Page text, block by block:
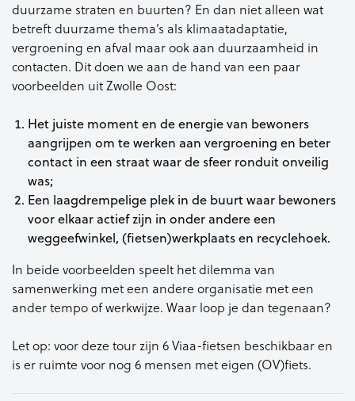
duurzame straten en buurten? En dan niet alleen wat
betreft duurzame thema’s als klimaatadaptatie,
vergroening en afval maar ook aan duurzaamheid in
contacten. Dit doen we aan de hand van een paar
voorbeelden uit Zwolle Oost:
Het juiste moment en de energievan bewoners
aangrijpen om tewerken aan vergroening en beter
contact in een straat waar de sfeer ronduit onveilig
was;
Een laagdrempelige plek in de buurt waar bewoners
voor elkaar actief zijn in onder andere een
weggeefwinkel, (fietsen)werkplaatsen recyclehoek.
In beide voorbeelden speelt hetdilemma van
samenwerking met een andere organisatie met een
andertempo of werkwijze. Waar loop je dan tegenaan?
Let op: voor deze tour zijn 6 Viaa-fietsen beschikbaar en
is er ruimte voor nog 6 mensen met eigen (OV)fiets.